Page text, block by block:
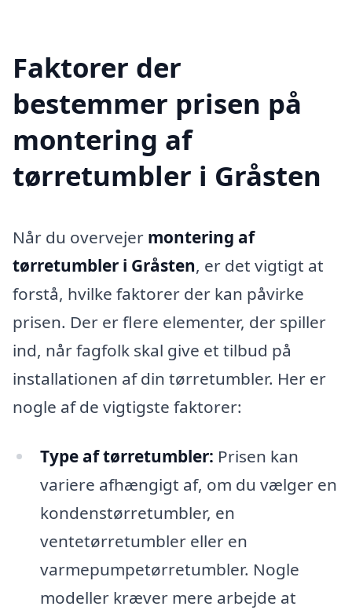
Faktorer der
bestemmer prisen på
montering af
tørretumbler i Gråsten
Når du overvejer montering af
tørretumbler i Gråsten, er det vigtigt at
forstå, hvilke faktorer der kan påvirke
prisen. Der er flere elementer, der spiller
ind, når fagfolk skal give et tilbud på
installationen af din tørretumbler. Her er
nogle af de vigtigste faktorer:
Type af tørretumbler: Prisen kan
variere afhængigt af, om du vælger en
kondenstørretumbler, en
ventetørretumbler eller en
varmepumpetørretumbler. Nogle
modeller kræver mere arbejde at